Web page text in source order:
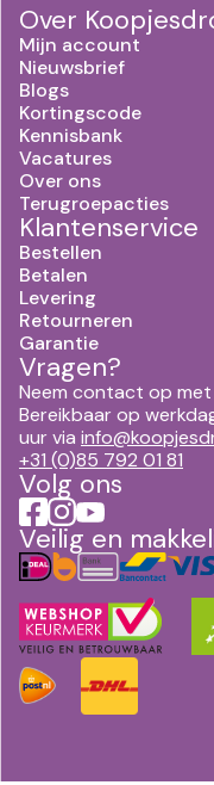
Over
Mijn account
Nieuwsbrief
Blogs
Kortingscode
Kennisbank
Vacatures
Over ons
Terugroepacties
Klantenservice
Bestellen
Betalen
Levering
Retourneren
Garantie
Vragen?
Neem contact op
Bereikbaar op
uur via
+31 (0)85 792 01 81
Volg ons
Veilig en